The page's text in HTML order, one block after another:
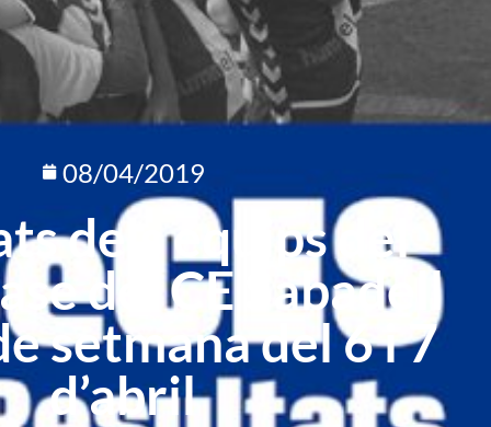
08/04/2019
dels equips del
del CE Sabadell
setmana del 6 i 7
d’abril